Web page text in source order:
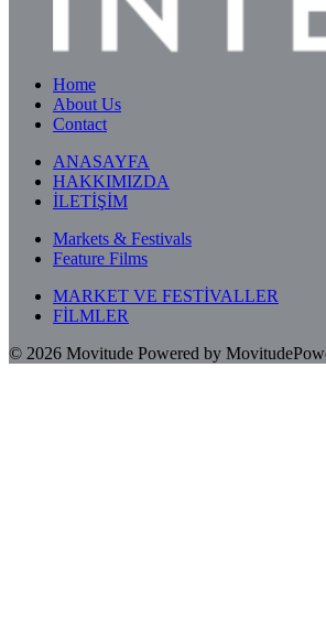
Home
About Us
Contact
ANASAYFA
HAKKIMIZDA
İLETİŞİM
Markets & Festivals
Feature Films
MARKET VE FESTİVALLER
FİLMLER
© 2026 Movitude Powered by Movitude